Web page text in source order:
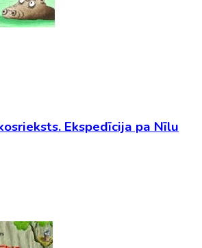
Ekspedīcija pa Nīlu